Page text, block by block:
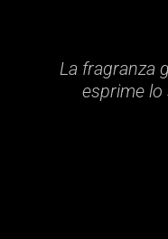
La fragranza
esprime lo